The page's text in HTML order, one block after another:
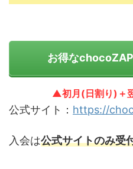
お得な
▲初月(日割り)＋
公式サイト： https://
入会は公式サイトのみ受